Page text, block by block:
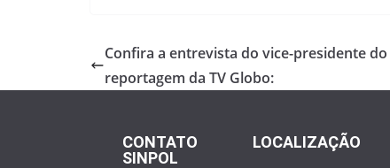
b
o
k
er e
Confira a entrevista do vice-presidente do
reportagem da TV Globo:
CONTATO
SINPOL
LOCALIZAÇÃO